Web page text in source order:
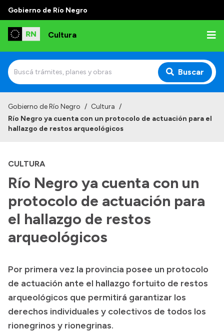
Gobierno de Río Negro
Cultura
Buscar
Institucional
Autoridades
Delegaciones
Normativa
Transparencia
Boletín Oficial
Compras y licitaciones
Consulta de expedientes
Consulta de pago a proveedores
Gobierno de Río Negro / Cultura /
Río Negro ya cuenta con un protocolo de actuación para el
hallazgo de restos arqueológicos
CULTURA
Río Negro ya cuenta con un
protocolo de actuación para
el hallazgo de restos
arqueológicos
Por primera vez la provincia posee un protocolo
de actuación ante el hallazgo fortuito de restos
arqueológicos que permitirá garantizar los
derechos individuales y colectivos de todos los
rionegrinos y rionegrinas.